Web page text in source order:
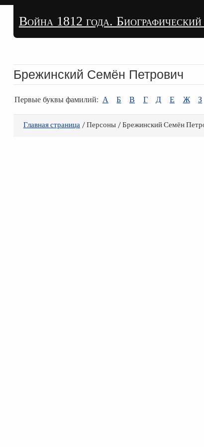
Война 1812 года. Биографический
Брежинский Семён Петрович
Первые буквы фамилий: А Б В Г Д Е Ж З
Главная страница/ Персоны / Брежинский Семён